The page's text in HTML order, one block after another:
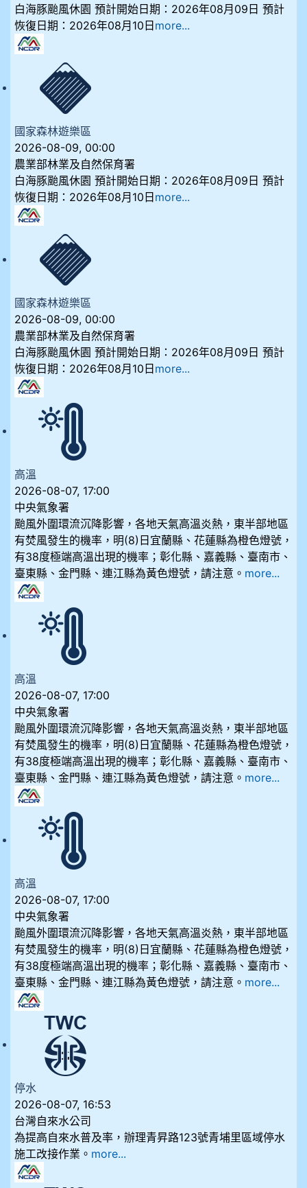
白海豚颱風休園 預計開始日期：2026年08月09日 預計
恢復日期：2026年08月10日 more...
國家森林遊樂區
2026-08-09, 00:00
農業部林業及自然保育署
白海豚颱風休園 預計開始日期：2026年08月09日 預計
恢復日期：2026年08月10日 more...
國家森林遊樂區
2026-08-09, 00:00
農業部林業及自然保育署
白海豚颱風休園 預計開始日期：2026年08月09日 預計
恢復日期：2026年08月10日 more...
高溫
2026-08-07, 17:00
中央氣象署
颱風外圍環流沉降影響，各地天氣高溫炎熱，東半部地區
有焚風發生的機率，明(8)日宜蘭縣、花蓮縣為橙色燈號，
有38度極端高溫出現的機率；彰化縣、嘉義縣、臺南市、
臺東縣、金門縣、連江縣為黃色燈號，請注意。 more...
高溫
2026-08-07, 17:00
中央氣象署
颱風外圍環流沉降影響，各地天氣高溫炎熱，東半部地區
有焚風發生的機率，明(8)日宜蘭縣、花蓮縣為橙色燈號，
有38度極端高溫出現的機率；彰化縣、嘉義縣、臺南市、
臺東縣、金門縣、連江縣為黃色燈號，請注意。 more...
高溫
2026-08-07, 17:00
中央氣象署
颱風外圍環流沉降影響，各地天氣高溫炎熱，東半部地區
有焚風發生的機率，明(8)日宜蘭縣、花蓮縣為橙色燈號，
有38度極端高溫出現的機率；彰化縣、嘉義縣、臺南市、
臺東縣、金門縣、連江縣為黃色燈號，請注意。 more...
停水
2026-08-07, 16:53
台灣自來水公司
為提高自來水普及率，辦理青昇路123號青埔里區域停水
施工改接作業。 more...